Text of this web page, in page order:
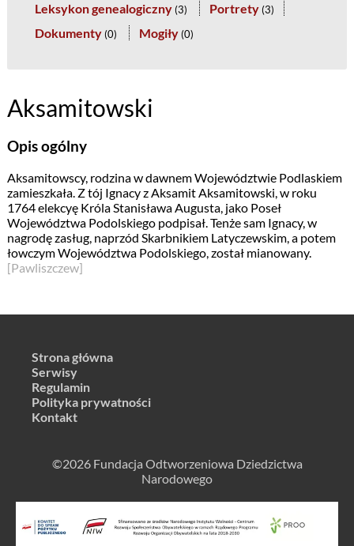
Leksykon genealogiczny (3) Portrety (3)
Dokumenty (0) Mogiły (0)
Aksamitowski
Opis ogólny
Aksamitowscy, rodzina w dawnem Województwie Podlaskiem
zamieszkała. Z tój Ignacy z Aksamit Aksamitowski, w roku
1764 elekcyę Króla Stanisława Augusta, jako Poseł
Województwa Podolskiego podpisał. Tenże sam Ignacy, w
nagrodę zasług, naprzód Skarbnikiem Latyczewskim, a potem
łowczym Województwa Podolskiego, został mianowany.
[Pawliszczew]
Strona główna
Serwisy
Regulamin
Polityka prywatności
Kontakt
©2026 Fundacja Odtworzeniowa Dziedzictwa
Narodowego